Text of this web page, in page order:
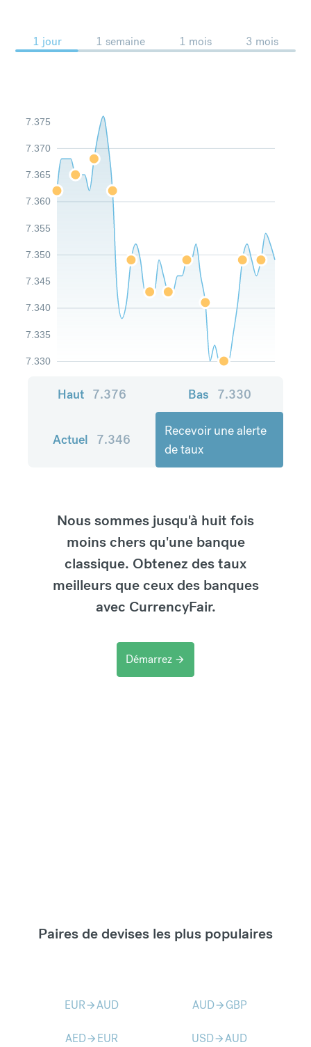
1 jour 1 semaine 1 mois 3 mois
7.330
7.335
7.340
7.345
7.350
7.355
7.360
7.365
7.370
7.375
Haut 7.376 Bas 7.330
Actuel 7.346
Recevoir une alerte
de taux
Nous sommes jusqu'à huit fois
moins chers qu'une banque
classique. Obtenez des taux
meilleurs que ceux des banques
avec CurrencyFair.
Démarrez arrow_forward
Paires de devises les plus populaires
EURarrow_forwardAUD AUDarrow_forward GBP
AEDarrow_forward EUR USDarrow_forwardAUD